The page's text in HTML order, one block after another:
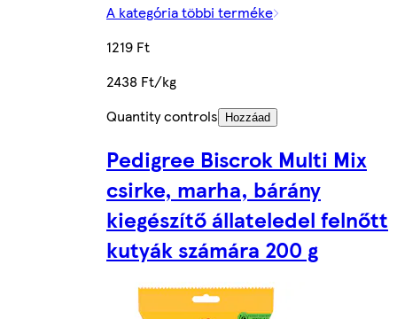
A kategória többi terméke
1219 Ft
2438 Ft/kg
Quantity controls
Hozzáad
Pedigree Biscrok Multi Mix
csirke, marha, bárány
kiegészítő állateledel felnőtt
kutyák számára 200 g